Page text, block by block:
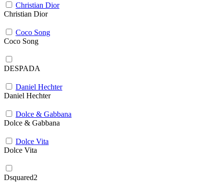
Christian Dior
Christian Dior
Coco Song
Coco Song
DESPADA
Daniel Hechter
Daniel Hechter
Dolce & Gabbana
Dolce & Gabbana
Dolce Vita
Dolce Vita
Dsquared2